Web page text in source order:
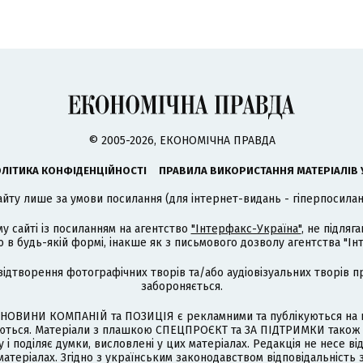
© 2005-2026, ЕКОНОМІЧНА ПРАВДА
КОНФІДЕНЦІЙНОСТІ ПРАВИЛА ВИКОРИСТАННЯ МАТЕРІАЛІВ
лише за умови посилання (для інтернет-видань -
сайті із посиланням на агентство "Інтерфакс-Україна", не
будь-якій формі, інакше як з письмового дозволу агентства
фотографічних творів та/або аудіовізуальних
забороняється.
НОВИНИ КОМПАНІЙ та ПОЗИЦІЯ є рекламними та публікуються на
Матеріали з плашкою СПЕЦПРОЄКТ та ЗА ПІДТРИМКИ
поділяє думки, висловлені у цих матеріалах. Редакція не несе
Згідно з українським законодавством